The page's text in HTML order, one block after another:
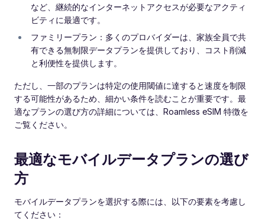
など、継続的なインターネットアクセスが必要なアクティ
ビティに最適です。
ファミリープラン：多くのプロバイダーは、家族全員で共
有できる無制限データプランを提供しており、コスト削減
と利便性を提供します。
ただし、一部のプランは特定の使用閾値に達すると速度を制限
する可能性があるため、細かい条件を読むことが重要です。最
適なプランの選び方の詳細については、Roamless eSIM 特徴を
ご覧ください。
最適なモバイルデータプランの選び
方
モバイルデータプランを選択する際には、以下の要素を考慮し
てください：